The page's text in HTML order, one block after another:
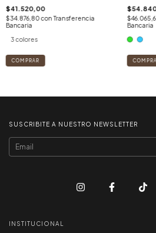
$41.520,00
$34.876,80con Transferencia
Bancaria
3 colores
COMPRAR
Bancaria
SUSCRIBITE A NUESTRO NEWSLETTER
INSTITUCIONAL